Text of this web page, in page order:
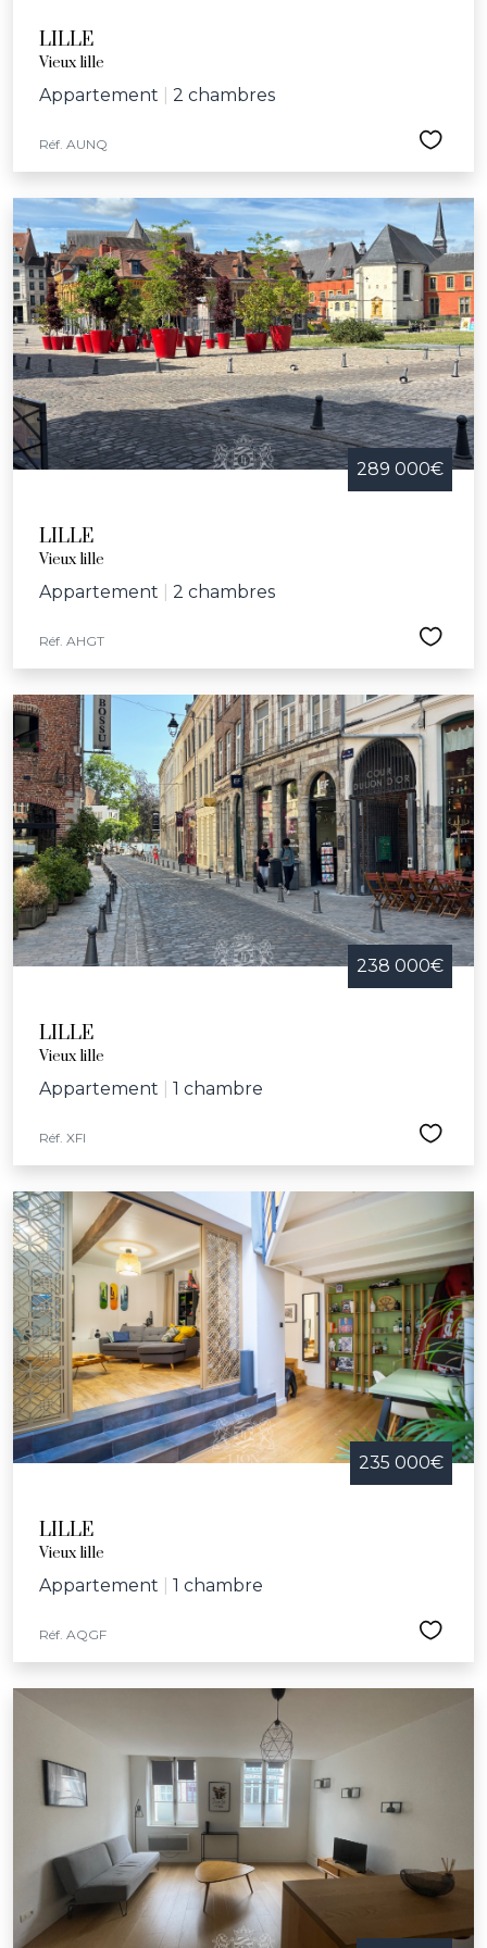
LILLE
Vieux lille
Appartement 2 chambres
Réf. AUNQ
289 000€
LILLE
Vieux lille
Appartement 2 chambres
Réf. AHGT
238 000€
LILLE
Vieux lille
Appartement 1 chambre
Réf. XFI
235 000€
LILLE
Vieux lille
Appartement 1 chambre
Réf. AQGF